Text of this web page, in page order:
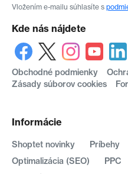
Informácie
Shoptet novinky Príbehy
Optimalizácia (SEO)
PPC
Vložením e-mailu súhlasíte s
Kde nás nájdete
Obchodné podmienky
Zásady súborov cookies